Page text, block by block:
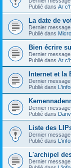
Publié dans Ar
La date de
Dernier
Publié dans
Bien écrire
Dernier
Publié dans Ar
Internet et la
Dernier
Publié dans
Dernier
Publié dans
Liste des
Dernier
Publié dans
L'archipel
Dernier